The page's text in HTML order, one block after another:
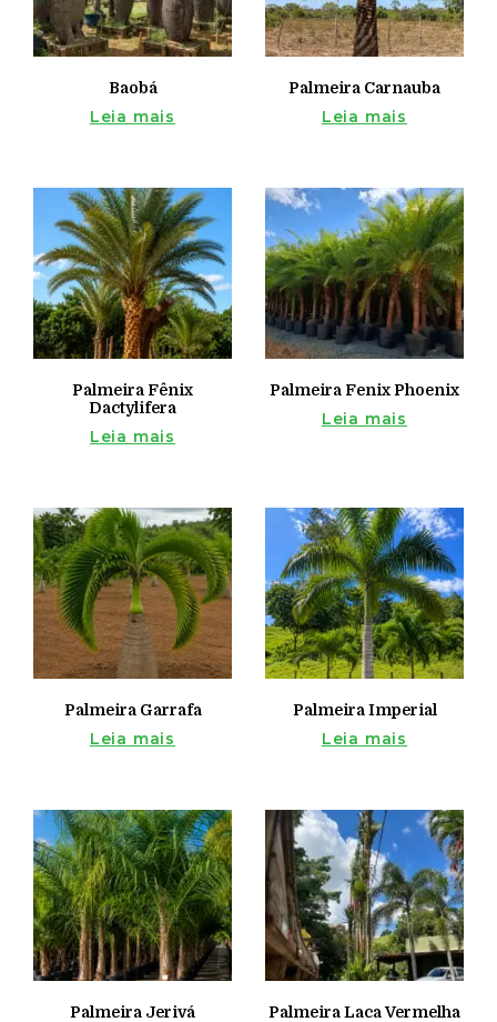
Baobá
Leia mais
Palmeira Carnauba
Leia mais
Palmeira Fênix
Dactylifera
Leia mais
Palmeira Fenix Phoenix
Leia mais
Palmeira Garrafa
Leia mais
Palmeira Imperial
Leia mais
Palmeira Jerivá Palmeira Laca Vermelha